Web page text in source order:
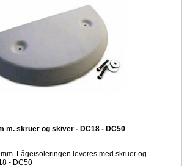
m. skruer og skiver - DC18 - DC50
Lågeisoleringen leveres med skruer og
- DC50